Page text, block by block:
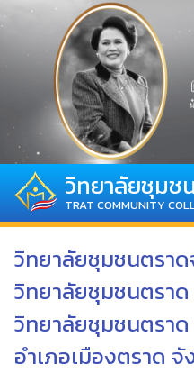
วิทยาลัยชุมช
TRAT COMMUNITY
วิทยาลัยชุมชนตรา
วิทยาลัยชุมชนตรา
วิทยาลัยชุมชนตรา
อำเภอเมืองตราด